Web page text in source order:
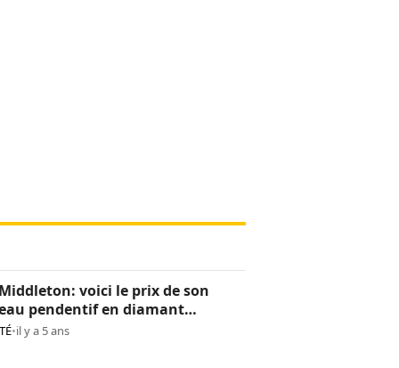
voici le prix de son
pendentif en diamant
•il y a 5 ans